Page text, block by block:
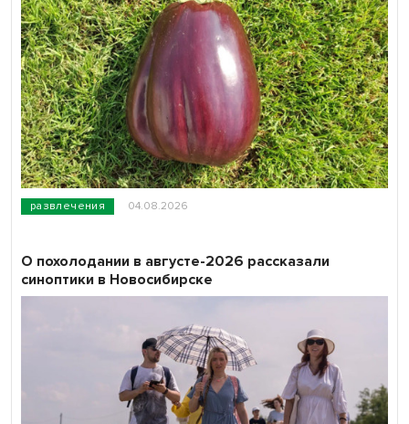
развлечения 04.08.2026
О похолодании в августе-2026 рассказали
синоптики в Новосибирске